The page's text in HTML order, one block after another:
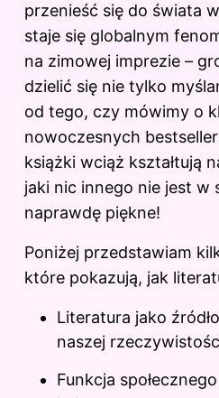
przenieść się do świata
staje się globalnym
na zimowej imprezie –
dzielić się nie tylko
od tego, czy mówimy o
nowoczesnych
książki wciąż kształtują
jaki nic innego nie jest w
naprawdę piękne!
Poniżej przedstawiam
które pokazują, jak
Literatura jako
naszej
Funkcja